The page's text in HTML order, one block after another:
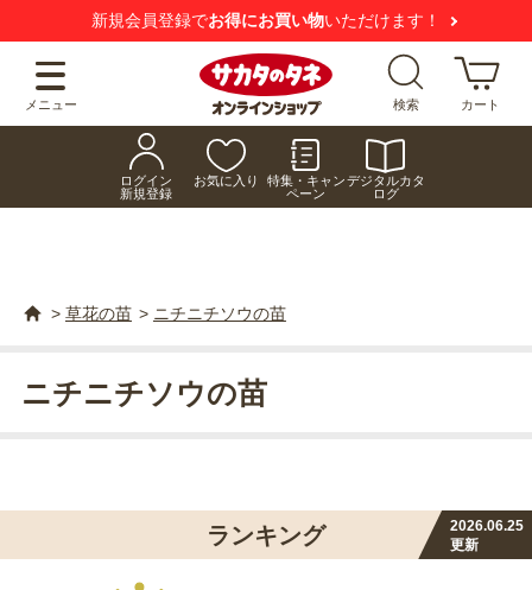
新規会員登録でお得にお買い物いただけます！
メニュー 検索 カート
ログイン
新規登録
お気に入り
特集・キャン
ペーン
デジタルカタ
ログ
> 草花の苗 > ニチニチソウの苗
ニチニチソウの苗
ランキング
2026.06.25
更新